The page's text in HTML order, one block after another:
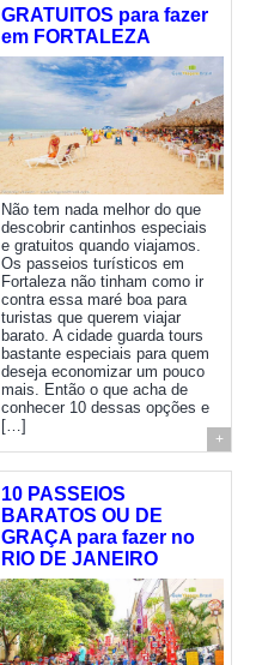
GRATUITOS para fazer
em FORTALEZA
Não tem nada melhor do que
descobrir cantinhos especiais
e gratuitos quando viajamos.
Os passeios turísticos em
Fortaleza não tinham como ir
contra essa maré boa para
turistas que querem viajar
barato. A cidade guarda tours
bastante especiais para quem
deseja economizar um pouco
mais. Então o que acha de
conhecer 10 dessas opções e
[…]
+
10 PASSEIOS
BARATOS OU DE
GRAÇA para fazer no
RIO DE JANEIRO